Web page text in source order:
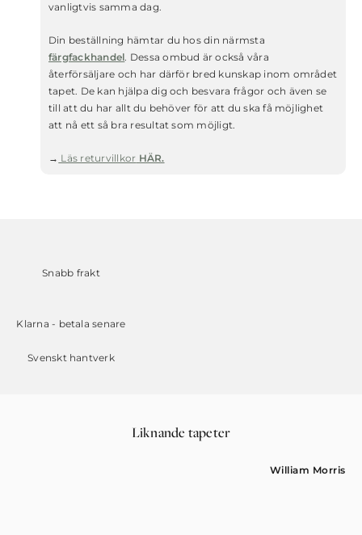
vanligtvis samma dag.
Din beställning hämtar du hos din närmsta
färgfackhandel. Dessa ombud är också våra
återförsäljare och har därför bred kunskap inom området
tapet. De kan hjälpa dig och besvara frågor och även se
till att du har allt du behöver för att du ska få möjlighet
att nå ett så bra resultat som möjligt.
→ Läs returvillkor HÄR.
Snabb frakt
Klarna - betala senare
Svenskt hantverk
Liknande tapeter
William Morris